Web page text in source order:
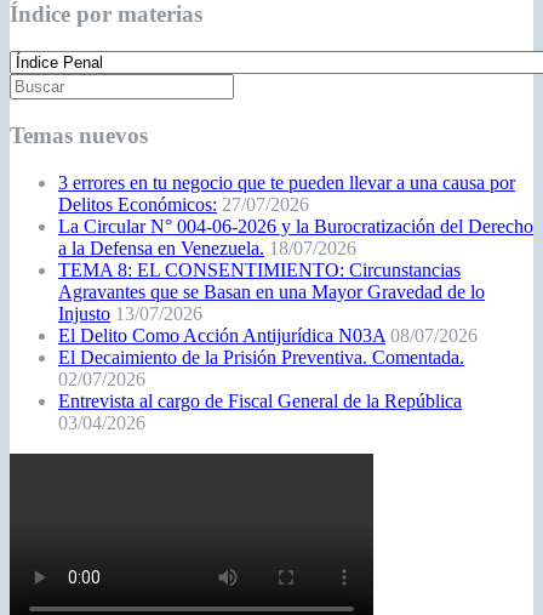
Índice por materias
Temas nuevos
3 errores en tu negocio que te pueden llevar a una causa por
Delitos Económicos: 27/07/2026
La Circular N° 004-06-2026 y la Burocratización del Derecho
a la Defensa en Venezuela. 18/07/2026
TEMA 8: EL CONSENTIMIENTO: Circunstancias
Agravantes que se Basan en una Mayor Gravedad de lo
Injusto 13/07/2026
El Delito Como Acción Antijurídica N03A 08/07/2026
El Decaimiento de la Prisión Preventiva. Comentada.
02/07/2026
Entrevista al cargo de Fiscal General de la República
03/04/2026